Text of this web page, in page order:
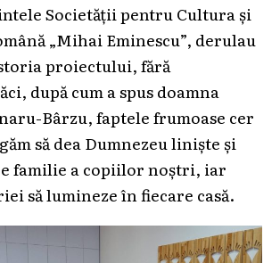
Societății pentru Cultura și
„Mihai Eminescu”, derulau
proiectului, fără
după cum a spus doamna
Bârzu, faptele frumoase cer
să dea Dumnezeu liniște și
familie a copiilor noștri, iar
să lumineze în fiecare casă.